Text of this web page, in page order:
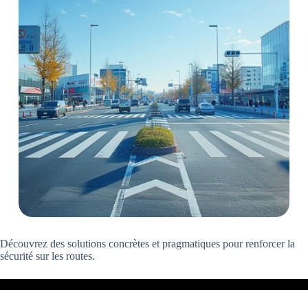
Découvrez des solutions concrètes et pragmatiques pour renforcer la
sécurité sur les routes.